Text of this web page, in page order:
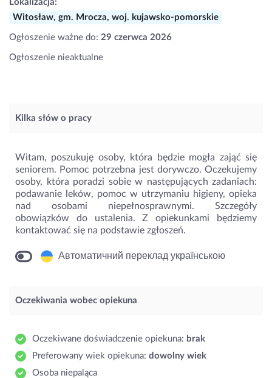
Lokalizacja:
Witosław, gm. Mrocza, woj. kujawsko-pomorskie
Ogłoszenie ważne do: 29 czerwca 2026
Ogłoszenie nieaktualne
Kilka słów o pracy
Witam, poszukuję osoby, która będzie mogła zająć się
seniorem. Pomoc potrzebna jest dorywczo. Oczekujemy
osoby, która poradzi sobie w następujących zadaniach:
podawanie leków, pomoc w utrzymaniu higieny, opieka
nad osobami niepełnosprawnymi. Szczegóły
obowiązków do ustalenia. Z opiekunkami będziemy
kontaktować się na podstawie zgłoszeń.
Автоматичний переклад українською
Oczekiwania wobec opiekuna
Oczekiwane doświadczenie opiekuna: brak
Preferowany wiek opiekuna: dowolny wiek
Osoba niepaląca